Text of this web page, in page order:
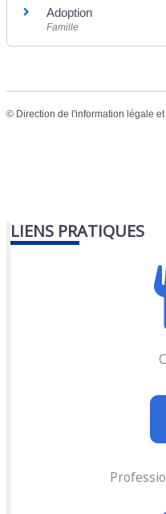
Adoption
Famille
© Direction de l'information légale
LIENS PRATIQUES